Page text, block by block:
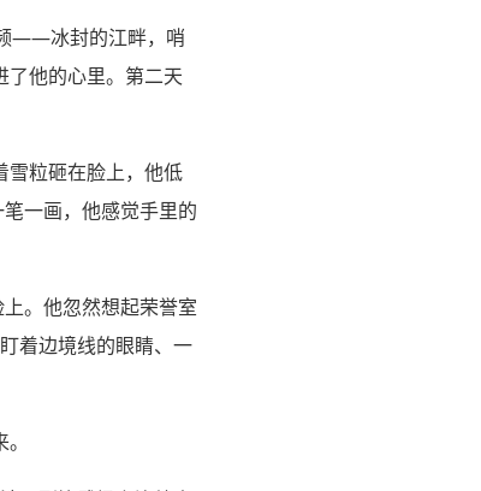
——冰封的江畔，哨
了他的心里。第二天
雪粒砸在脸上，他低
一画，他感觉手里的
。他忽然想起荣誉室
着边境线的眼睛、一